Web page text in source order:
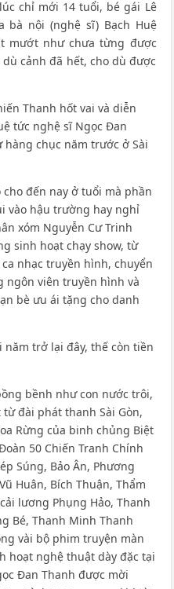
chỉ mới 14 tuổi, bé gái Lê
bà nội (nghệ sĩ) Bạch Huệ
mướt như chưa từng được
cảnh đã hết, cho dù được
Thanh hốt vai và diễn
tức nghệ sĩ Ngọc Đan
chục năm trước ở Sài
đến nay ở tuổi mà phần
vào hậu trường hay nghỉ
xóm Nguyễn Cư Trinh
sinh hoạt chạy show, từ
nhạc truyền hình, chuyển
ngôn viên truyền hình và
bè ưu ái tặng cho danh
trở lại đây, thế còn tiền
bềnh như con nước trôi,
đài phát thanh Sài Gòn,
Rừng của binh chủng Biệt
50 Chiến Tranh Chính
Súng, Bảo Ân, Phương
Huân, Bích Thuận, Thẩm
lương Phụng Hảo, Thanh
Bé, Thanh Minh Thanh
vài bộ phim truyện màn
hoạt nghệ thuật dày đặc tại
Đan Thanh được mời